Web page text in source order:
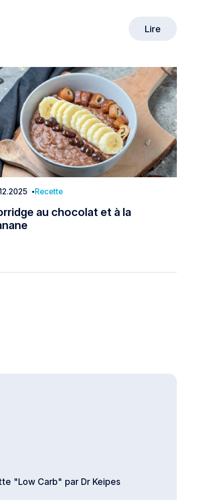
Lire
Recette
au chocolat et à la
"Low Carb" par Dr Keipes